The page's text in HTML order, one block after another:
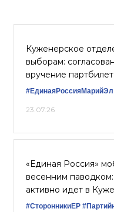
Куженерское
выборам:
вручение
#ЕдинаяРоссияМарийЭл
23.07.26
«Единая Россия»
весенним
активно идет в
#СторонникиЕР